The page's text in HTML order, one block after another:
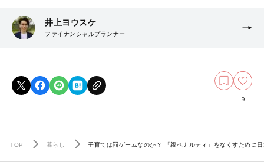
井上ヨウスケ
ファイナンシャルプランナー
9
TOP 暮らし 子育ては罰ゲームなのか？ 「親ペナルティ」をなくすために